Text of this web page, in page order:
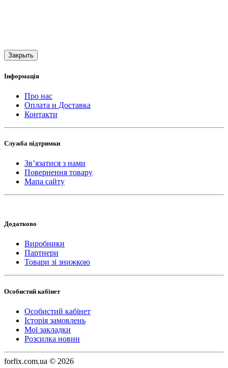
Закрыть
Інформація
Про нас
Оплата и Доставка
Контакти
Служба підтримки
Зв’язатися з нами
Повернення товару
Мапа сайту
Додатково
Виробники
Партнери
Товари зі знижкою
Особистий кабінет
Особистий кабінет
Історія замовлень
Мої закладки
Розсилка новин
forfix.com.ua © 2026